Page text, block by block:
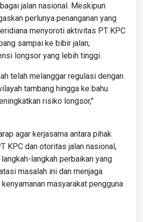
jalan nasional. Meskipun
perlunya penanganan yang
menyoroti aktivitas PT KPC
sampai ke bibir jalan,
longsor yang lebih tinggi.
telah melanggar regulasi dengan
tambang hingga ke bahu
risiko longsor,"
agar kerjasama antara pihak
KPC dan otoritas jalan nasional,
langkah perbaikan yang
masalah ini dan menjaga
masyarakat pengguna